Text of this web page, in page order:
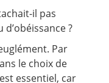
il pas
?
Par
le choix de
essentiel, car